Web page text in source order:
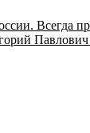
Всегда